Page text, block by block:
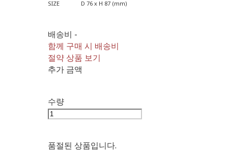
SIZE D 76 x H 87 (mm)
배송비 -
함께 구매 시 배송비
절약 상품 보기
추가 금액
수량
품절된 상품입니다.